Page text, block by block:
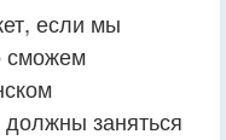
если мы
сможем
заняться